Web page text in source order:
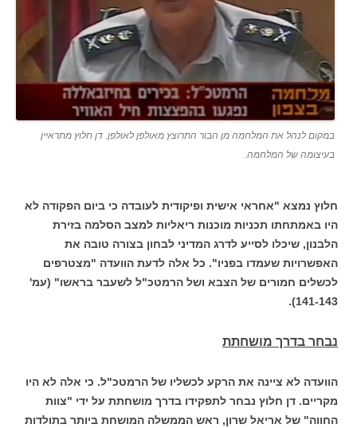
במקום לנהל את המלחמה מן הבור התרוצץ מאולפן לאולפן. דן חלוץ מתראיין
בעיצומה של המלחמה.
חלוץ נמצא "אחראי אישית ופיקודית לעובדה כי ביום הפקודה לא
היו באמתחתו תכניות מוכנות ריאליות למצב הסלמה בזירת
הלבנון, שיכלו לסייע לדרג המדיני לבחון בצורה טובה את
האפשרויות שעמדו בפניו". כל אלה לדעת הוועדה "מצטרפים
לכשלים חמורים של הצבא ושל הרמטכ"ל לשעבר בראשו" (עמ'
141-143).
נבחר בדרך מושחתת
הוועדה לא ציינה את הרקע לכשליו של הרמטכ"ל. כי אלה לא היו
מקריים. דן חלוץ נבחר לתפקידו בדרך מושחתת על ידי "צוות
החווה" של אריאל שרון, ראש הממשלה המושחת ביותר בתולדות